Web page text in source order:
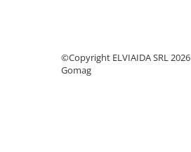
©Copyright ELVIAIDA SRL 2026
Gomag